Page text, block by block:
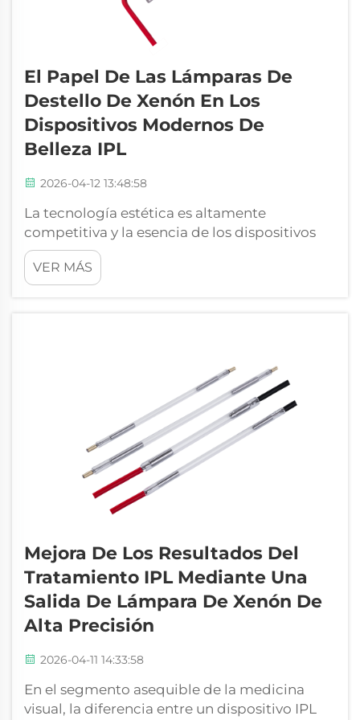
El Papel De Las Lámparas De
Destello De Xenón En Los
Dispositivos Modernos De
Belleza IPL
2026-04-12 13:48:58
La tecnología estética es altamente
competitiva y la esencia de los dispositivos
del sector radica en sus componentes
internos, que generan la fuerza o la potencia,
y no en el revestimiento del dispositivo. En los
VER MÁS
Mejora De Los Resultados Del
Tratamiento IPL Mediante Una
Salida De Lámpara De Xenón De
Alta Precisión
2026-04-11 14:33:58
En el segmento asequible de la medicina
visual, la diferencia entre un dispositivo IPL